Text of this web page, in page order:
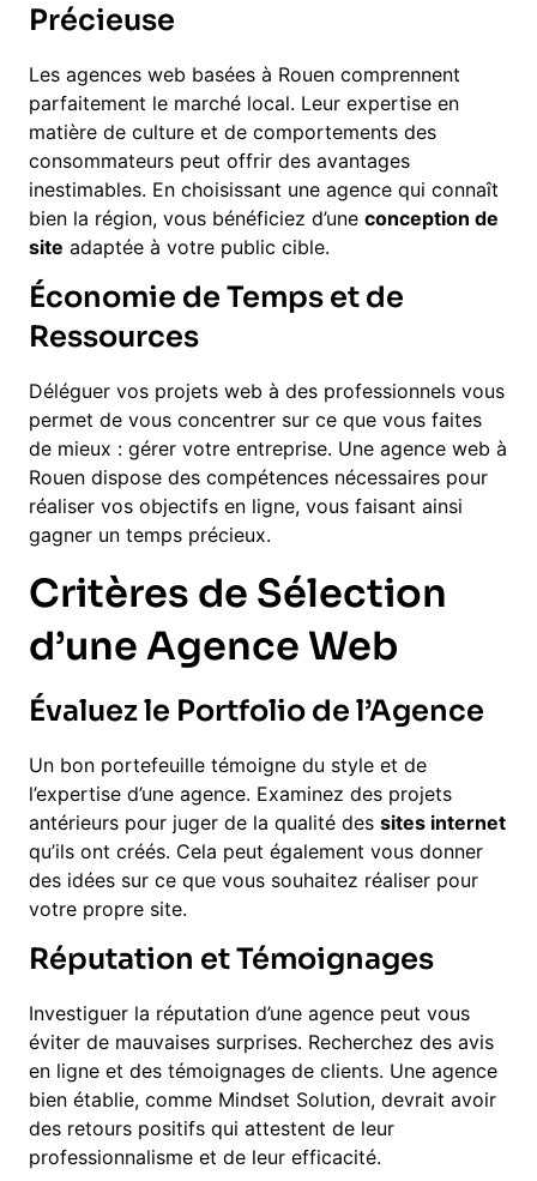
Précieuse
Les agences web basées à Rouen comprennent
parfaitement le marché local. Leur expertise en
matière de culture et de comportements des
consommateurs peut offrir des avantages
inestimables. En choisissant une agence qui connaît
bien la région, vous bénéficiez d’une conception de
site adaptée à votre public cible.
Économie de Temps et de
Ressources
Déléguer vos projets web à des professionnels vous
permet de vous concentrer sur ce que vous faites
de mieux : gérer votre entreprise. Une agence web à
Rouen dispose des compétences nécessaires pour
réaliser vos objectifs en ligne, vous faisant ainsi
gagner un temps précieux.
Critères de Sélection
d’une Agence Web
Évaluez le Portfolio de l’Agence
Un bon portefeuille témoigne du style et de
l’expertise d’une agence. Examinez des projets
antérieurs pour juger de la qualité des sites internet
qu’ils ont créés. Cela peut également vous donner
des idées sur ce que vous souhaitez réaliser pour
votre propre site.
Réputation et Témoignages
Investiguer la réputation d’une agence peut vous
éviter de mauvaises surprises. Recherchez des avis
en ligne et des témoignages de clients. Une agence
bien établie, comme Mindset Solution, devrait avoir
des retours positifs qui attestent de leur
professionnalisme et de leur efficacité.